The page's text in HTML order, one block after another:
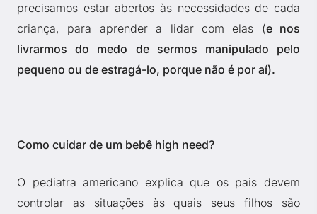
precisamos estar abertos às necessidades de cada
criança, para aprender a lidar com elas (e nos
livrarmos do medo de sermos manipulado pelo
pequeno ou de estragá-lo, porque não é por aí).
Como cuidar de um bebê high need?
O pediatra americano explica que os pais devem
controlar as situações às quais seus filhos são